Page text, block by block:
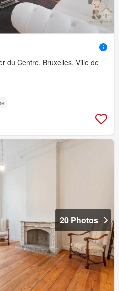
du Centre, Bruxelles, Ville de
20 Photos